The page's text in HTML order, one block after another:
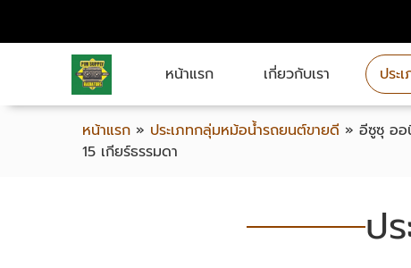
หน้าแรก เกี่ยวกับเรา ประ
หน้าแรก » ประเภทกลุ่มหม้อน้ำรถยนต์ขายดี » อีซูซุ ออ
15 เกียร์ธรรมดา
ป